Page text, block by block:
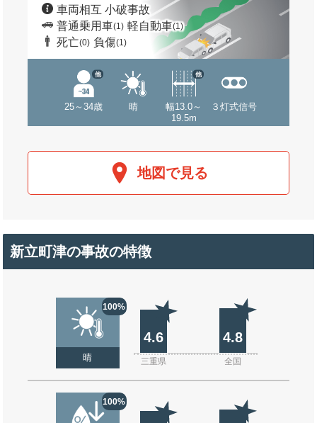
車両相互 小破事故
普通乗用車(1) 軽自動車(1)
死亡(0) 負傷(1)
25～34歳
他
晴
幅13.0～
19.5m
他
３灯式信号
地図で見る
新立町津の事故の特徴
100%
晴
4.6 4.8
三重県 全国
100%